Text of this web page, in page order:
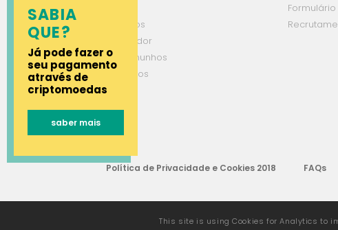
This site is using Cookies for Analytics to
SABIA
QUE?
Já pode fazer o
seu pagamento
através de
criptomoedas
saber mais
Serviços
Simulador
Testemunhos
Parceiros
Formulário
Política de Privacidade e Cookies 2018 FAQs